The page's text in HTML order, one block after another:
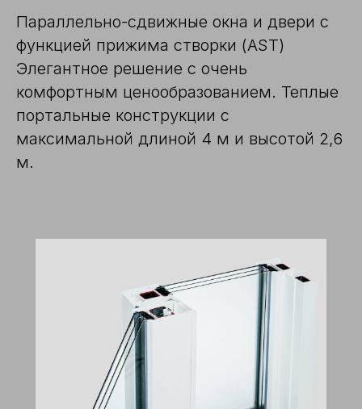
Параллельно-сдвижные окна и двери с
функцией прижима створки (AST)
Элегантное решение с очень
комфортным ценообразованием. Теплые
портальные конструкции с
максимальной длиной 4 м и высотой 2,6
м.